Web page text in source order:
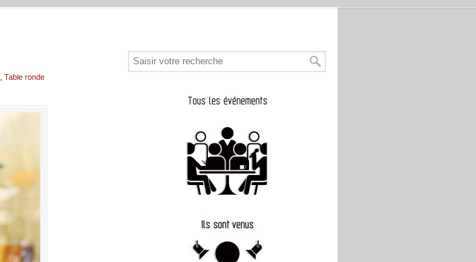
Table ronde